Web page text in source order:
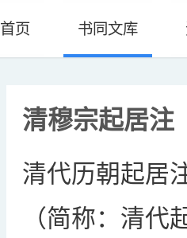
首页 书同文库
清穆宗起居注
清代历朝起居
（简称：清代